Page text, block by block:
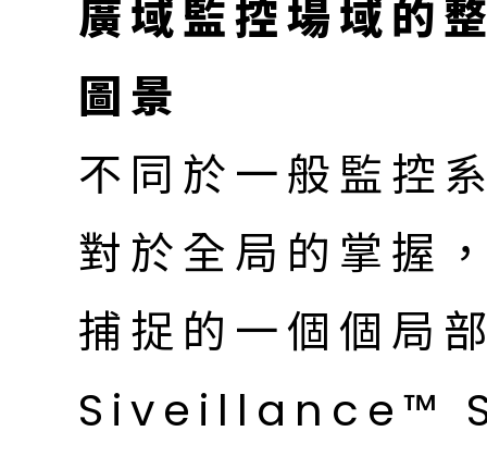
廣域監控場域的
圖景
不同於一般監控
對於全局的掌握
捕捉的一個個局
Siveillance™